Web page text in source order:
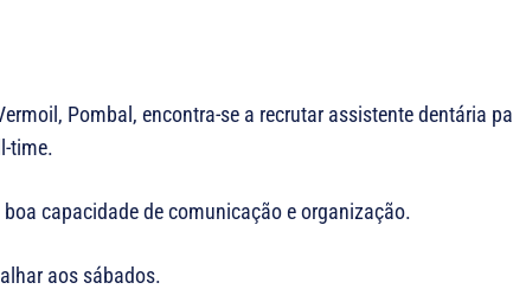
Pombal, encontra-se a recrutar assistente dentária
time.
capacidade de comunicação e organização.
aos sábados.